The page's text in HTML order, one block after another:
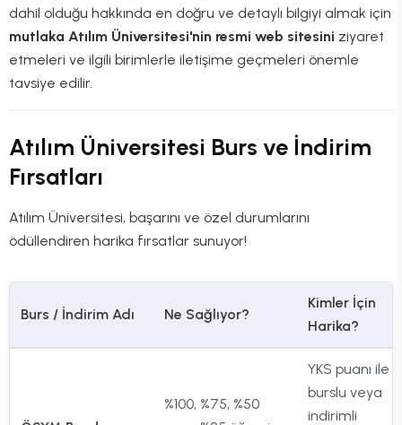
dahil olduğu hakkında en doğru ve detaylı bilgiyi almak için
mutlaka Atılım Üniversitesi'nin resmi web sitesini ziyaret
etmeleri ve ilgili birimlerle iletişime geçmeleri önemle
tavsiye edilir.
Atılım Üniversitesi Burs ve İndirim
Fırsatları
Atılım Üniversitesi, başarını ve özel durumlarını
ödüllendiren harika fırsatlar sunuyor!
Burs / İndirim Adı Ne Sağlıyor?
Kimler İçin
Harika?
%100, %75, %50
YKS puanı ile
burslu veya
indirimli